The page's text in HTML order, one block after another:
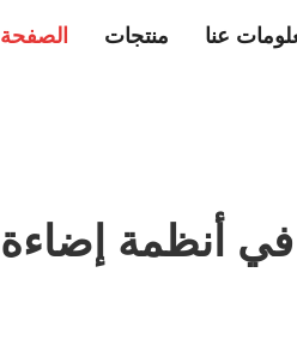
منتجات عنا
في أنظمة